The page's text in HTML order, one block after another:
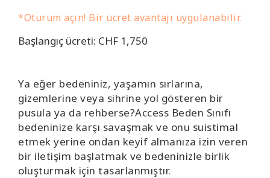
İLETIŞIM
ARA
*Oturum açın! Bir ücret avantajı uygulanabilir.
Başlangıç ücreti: CHF 1,750
Ya eğer bedeniniz, yaşamın sırlarına,
gizemlerine veya sihrine yol gösteren bir
pusula ya da rehberse?Access Beden Sınıfı
bedeninize karşı savaşmak ve onu suistimal
etmek yerine ondan keyif almanıza izin veren
bir iletişim başlatmak ve bedeninizle birlik
oluşturmak için tasarlanmıştır.